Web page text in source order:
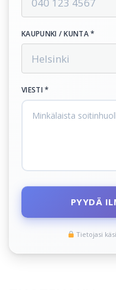
KAUPUNKI / KUNTA *
VIESTI *
PYYDÄ
Tietojasi